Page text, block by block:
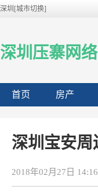
深圳[城市切换]
深圳压寨网
首页 房产
深圳宝安
2018年02月27日 14:16